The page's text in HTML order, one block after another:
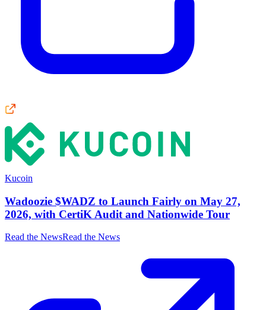
Kucoin
Wadoozie $WADZ to Launch Fairly on May 27,
2026, with CertiK Audit and Nationwide Tour
Read the NewsRead the News